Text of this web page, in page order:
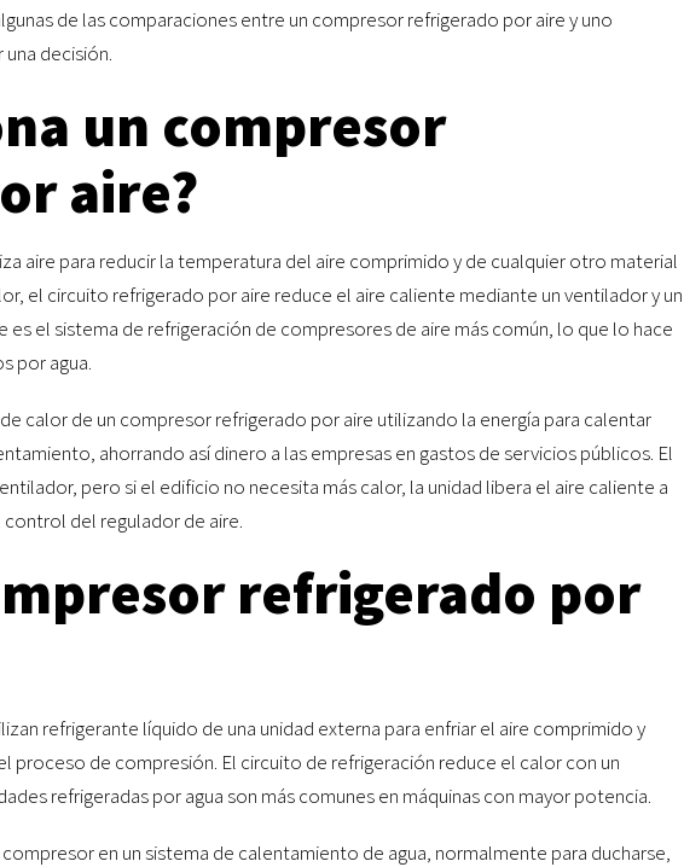
de las comparaciones entre un compresor refrigerado por aire y uno
decisión.
un compresor
aire?
aire para reducir la temperatura del aire comprimido y de cualquier otro material
el circuito refrigerado por aire reduce el aire caliente mediante un ventilador y un
el sistema de refrigeración de compresores de aire más común, lo que lo hace
por agua.
calor de un compresor refrigerado por aire utilizando la energía para calentar
ahorrando así dinero a las empresas en gastos de servicios públicos. El
pero si el edificio no necesita más calor, la unidad libera el aire caliente a
del regulador de aire.
refrigerado por
refrigerante líquido de una unidad externa para enfriar el aire comprimido y
proceso de compresión. El circuito de refrigeración reduce el calor con un
refrigeradas por agua son más comunes en máquinas con mayor potencia.
en un sistema de calentamiento de agua, normalmente para ducharse,